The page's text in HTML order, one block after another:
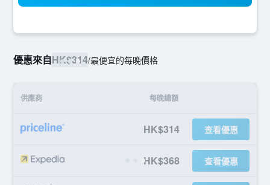
優惠來自HK$314/最便宜的每晚價格
供應商 每晚總額
HK$314 查看優惠
HK$368 查看優惠